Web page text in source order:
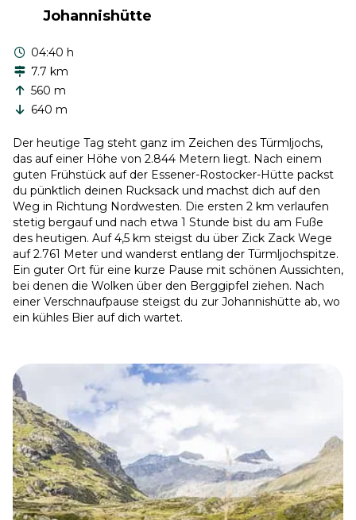
Johannishütte
04:40 h
7.7 km
560 m
640 m
Der heutige Tag steht ganz im Zeichen des Türmljochs,
das auf einer Höhe von 2.844 Metern liegt. Nach einem
guten Frühstück auf der Essener-Rostocker-Hütte packst
du pünktlich deinen Rucksack und machst dich auf den
Weg in Richtung Nordwesten. Die ersten 2 km verlaufen
stetig bergauf und nach etwa 1 Stunde bist du am Fuße
des heutigen. Auf 4,5 km steigst du über Zick Zack Wege
auf 2.761 Meter und wanderst entlang der Türmljochspitze.
Ein guter Ort für eine kurze Pause mit schönen Aussichten,
bei denen die Wolken über den Berggipfel ziehen. Nach
einer Verschnaufpause steigst du zur Johannishütte ab, wo
ein kühles Bier auf dich wartet.